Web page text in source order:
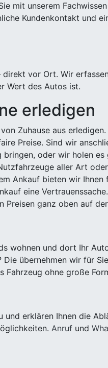
mit unserem
Kundenkontakt und
vor Ort. Wir
Wert des Autos ist.
erledigen
Zuhause aus erledigen.
Preise. Sind wir
oder wir holen es
aller Art
Ankauf bieten wir Ihnen
eine
Preisen ganz oben auf
wohnen und dort Ihr
übernehmen wir für
Fahrzeug ohne große
erklären Ihnen die
Anruf und